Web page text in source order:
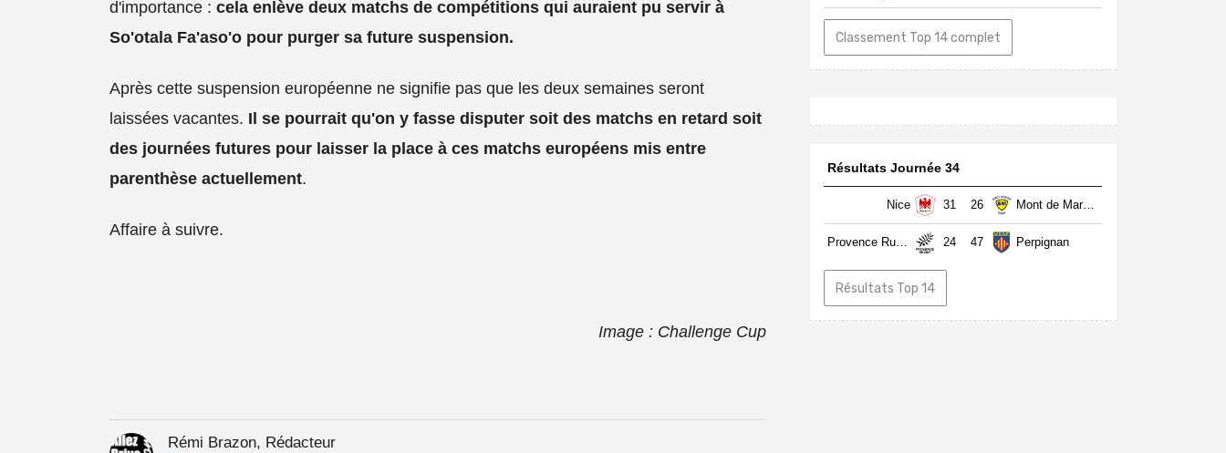
d'importance : cela enlève deux matchs de compétitions qui auraient pu servir à
So'otala Fa'aso'o pour purger sa future suspension.
Après cette suspension européenne ne signifie pas que les deux semaines seront
laissées vacantes. Il se pourrait qu'on y fasse disputer soit des matchs en retard soit
des journées futures pour laisser la place à ces matchs européens mis entre
parenthèse actuellement.
Affaire à suivre.
Image : Challenge Cup
Rémi Brazon, Rédacteur
Classement Top 14 complet
Résultats Journée 34
Nice 31 26 Mont de Marsan
24 47 Perpignan
Résultats Top 14